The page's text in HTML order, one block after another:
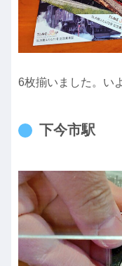
6枚揃いました。い
下今市駅